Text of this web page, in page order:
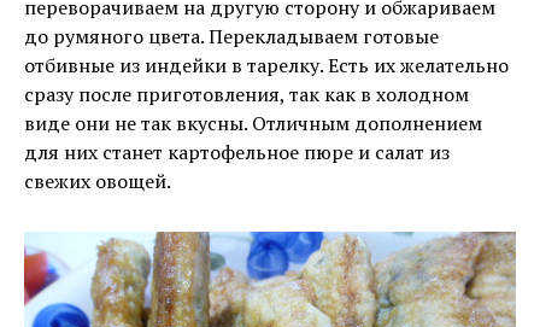
переворачиваем на другую сторону и обжариваем
до румяного цвета. Перекладываем готовые
отбивные из индейки в тарелку. Есть их желательно
сразу после приготовления, так как в холодном
виде они не так вкусны. Отличным дополнением
для них станет картофельное пюре и салат из
свежих овощей.